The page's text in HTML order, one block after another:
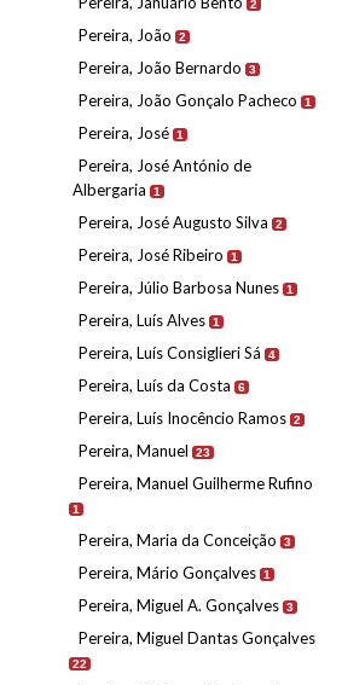
2
Pereira, João 2
Pereira, João Bernardo 3
Pereira, João Gonçalo Pacheco 1
Pereira, José 1
Pereira, José António de
Albergaria
1
Pereira, José Augusto Silva 2
Pereira, José Ribeiro 1
Pereira, Júlio Barbosa Nunes 1
Pereira, Luís Alves 1
Pereira, Luís Consiglieri Sá 4
Pereira, Luís da Costa 6
Pereira, Luís Inocêncio Ramos 2
Pereira, Manuel 23
Pereira, Manuel Guilherme Rufino
1
Pereira, Maria da Conceição 3
Pereira, Mário Gonçalves 1
Pereira, Miguel A. Gonçalves 3
Pereira, Miguel Dantas Gonçalves
22